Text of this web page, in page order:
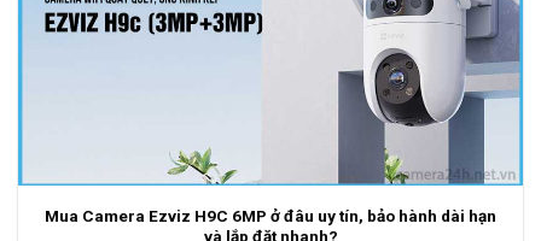
Mua Camera Ezviz H9C 6MP ở đâu uy tín, bảo hành dài hạn
và lắp đặt nhanh?